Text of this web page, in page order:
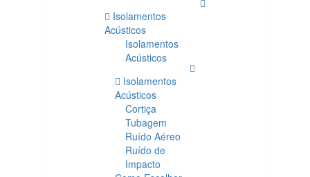
Isolamentos
Acústicos
Isolamentos
Acústicos
Isolamentos
Acústicos
Cortiça
Tubagem
Ruído Aéreo
Ruído de
Impacto